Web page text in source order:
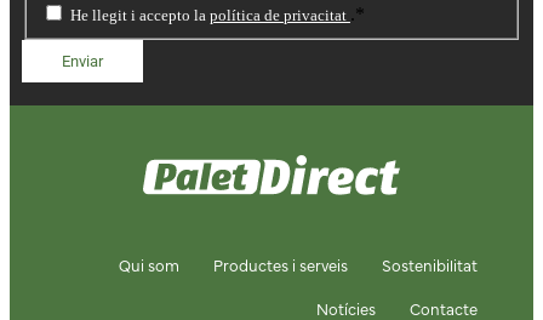
He llegit i accepto la política de privacitat .*
Qui som Productes i serveis
Sostenibilitat
Notícies
Contacte